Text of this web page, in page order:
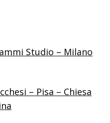
Studio – Milano
– Pisa – Chiesa